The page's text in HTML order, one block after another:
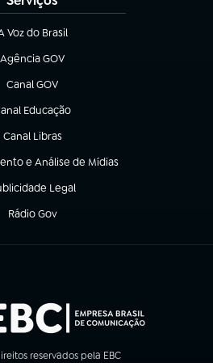
Voz do Brasil
em nova aba)
Agência GOV
(abre em nova aba)
Canal GOV
(abre em nova aba)
Educação
em nova aba)
Canal Libras
(abre em nova aba)
e Análise de Mídias
aba)
Legal
em nova aba)
Rádio Gov
(abre em nova aba)
reservados pela EBC